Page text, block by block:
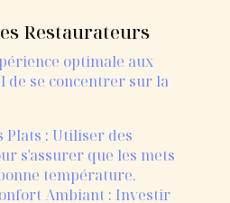
Restaurateurs
optimale aux
de se concentrer sur la
Plats : Utiliser des
s'assurer que les mets
température.
Ambiant : Investir